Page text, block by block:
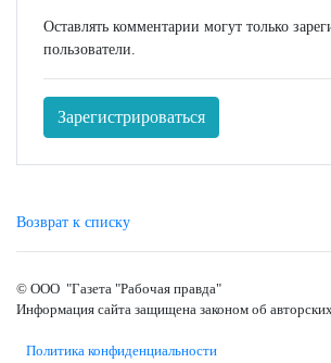
Оставлять комментарии могут только
пользователи.
Зарегистрироваться
Возврат к списку
© ООО "Газета "Рабочая правда"
Информация сайта защищена законом об
Политика конфиденциальности